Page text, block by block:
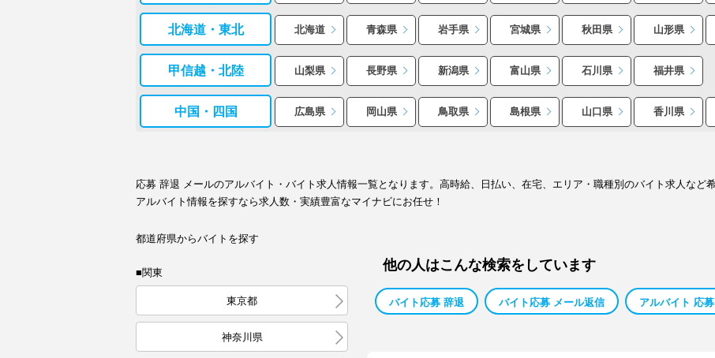
北海道・東北 北海道 青森県 岩手県 宮城県 秋田県 山形県
甲信越・北陸 山梨県 長野県 新潟県 富山県 石川県 福井県
中国・四国 広島県 岡山県 鳥取県 島根県 山口県 香川県
応募 辞退 メールのアルバイト・バイト求人情報一覧となります。高時給、日払い、在宅、エリア・職種別のバイト求人など
アルバイト情報を探すなら求人数・実績豊富なマイナビにお任せ！
都道府県からバイトを探す
■関東
東京都
神奈川県
他の人はこんな検索をしています
バイト応募 辞退 バイト応募 メール返信 アルバイト 応